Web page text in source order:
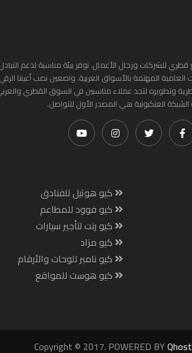
للشركات ورجال الأعمال. نوفر بيئة مناسبة لدعم
المهتمة بالأسواق العربية. واضعين نصب أعيننا
وتطويره لتجد عملاء مناسبين في السوق القطري
الشبكة العنكبونية هي المصدر الأول للتواصل.
كيو هوتيل للفنادق
كيو فوود للمطاعم
كيو رنت لتأجير سيارات
كيو مزاد
كيو نامبر للوحات والأرقام
كيو هوست للمواقع
Copyright © 2017. POWERED BY